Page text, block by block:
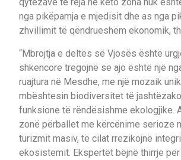
qytezave të reja në këto zona nuk
nga pikëpamja e mjedisit dhe as nga
zhvillimit të qëndrueshëm ekonomik,
“Mbrojtja e deltës së Vjosës është
shkencore tregojnë se ajo është një
ruajtura në Mesdhe, me një mozaik
mbështesin biodiversitet të
funksione të rëndësishme ekologjike.
zonë përballet me kërcënime serioze
turizmit masiv, të cilat rrezikojnë
ekosistemit. Ekspertët bëjnë thirrje për